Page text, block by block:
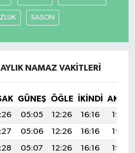
SASON
NAMAZ VAKITLERI
GÜNEŞ ÖĞLE İKINDI
05:05 12:26 16:16
19:37
05:06 12:26 16:16
19:36
05:07 12:26 16:16
19:35